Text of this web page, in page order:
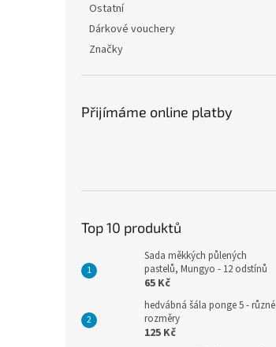
Ostatní
Dárkové vouchery
Značky
Přijímáme online platby
Top 10 produktů
Sada měkkých půlených
pastelů, Mungyo - 12 odstínů
65 Kč
hedvábná šála ponge 5 - různé
rozměry
125 Kč